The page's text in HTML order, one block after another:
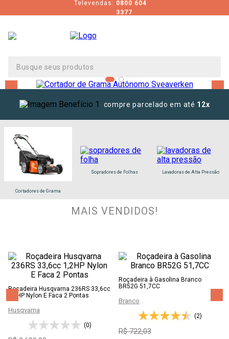
Televendas: 0800 604
3377
compre parcelado em até 12x
Cortadores de Grama
Sopradores de Folhas Lavadoras de Alta Pressão
MAIS VENDIDOS!
Roçadeira Husqvarna 236RS 33,6cc
1,2HP Nylon E Faca 2 Pontas
Husqvarna
(0)
Roçadeira à Gasolina Branco
BR52G 51,7CC
Branco
(2)
R$ 722,03